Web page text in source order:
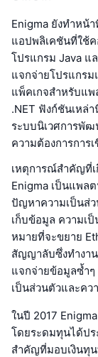
Enigma ยังทำหน้
แอปพลิเคชันที่ใช้ค
โปรแกรม Java แ
แจกจ่ายโปรแกรม
แพ็คเกจสำหรับแ
.NET ฟังก์ชันเหล่
ระบบนิเวศการพั
ความต้องการการ
เหตุการณ์สำคัญที่เ
Enigma เป็นแพล
ปัญหาความเป็นส่
เก็บข้อมูล ความเ
หมายที่จะขยาย
สัญญาลับซึ่งทำงา
แจกจ่ายข้อมูลซ้ำๆ
เป็นส่วนตัวและคว
ในปี 2017
โดยระดมทุนได้ป
สำคัญที่มอบเงินทุ